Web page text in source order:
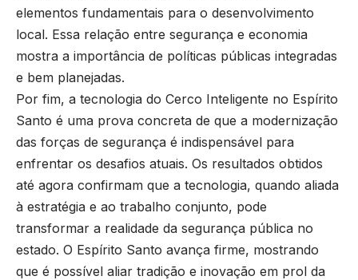
elementos fundamentais para o desenvolvimento
local. Essa relação entre segurança e economia
mostra a importância de políticas públicas integradas
e bem planejadas.
Por fim, a tecnologia do Cerco Inteligente no Espírito
Santo é uma prova concreta de que a modernização
das forças de segurança é indispensável para
enfrentar os desafios atuais. Os resultados obtidos
até agora confirmam que a tecnologia, quando aliada
à estratégia e ao trabalho conjunto, pode
transformar a realidade da segurança pública no
estado. O Espírito Santo avança firme, mostrando
que é possível aliar tradição e inovação em prol da